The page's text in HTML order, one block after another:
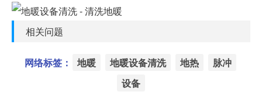
相关问题
网络标签： 地暖 地暖设备清洗 地热
脉冲
设备